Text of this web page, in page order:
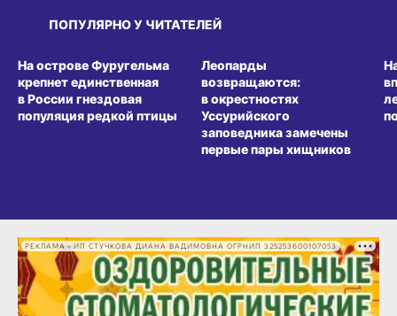
ПОПУЛЯРНО У ЧИТАТЕЛЕЙ
На острове Фуругельма
крепнет единственная
в России гнездовая
популяция редкой птицы
Леопарды
возвращаются:
в окрестностях
Уссурийского
заповедника замечены
первые пары хищников
РЕКЛАМА • ИП СТУЧКОВА ДИАНА ВАДИМОВНА ОГРНИП 325253600107053